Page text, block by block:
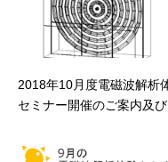
2018年10月度電磁波解析
セミナー開催のご案内及